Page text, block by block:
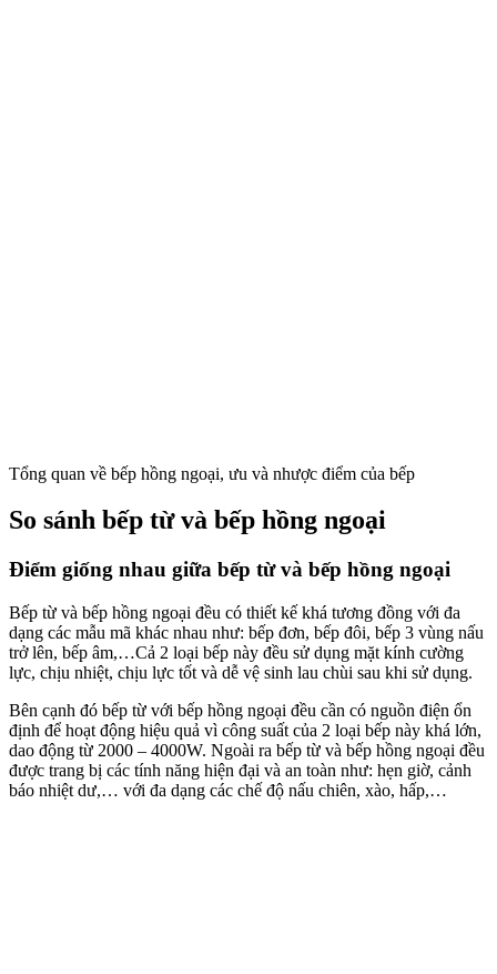
Tổng quan về bếp hồng ngoại, ưu và nhược điểm của bếp
So sánh bếp từ và bếp hồng ngoại
Điểm giống nhau giữa bếp từ và bếp hồng ngoại
Bếp từ và bếp hồng ngoại đều có thiết kế khá tương đồng với đa
dạng các mẫu mã khác nhau như: bếp đơn, bếp đôi, bếp 3 vùng nấu
trở lên, bếp âm,…Cả 2 loại bếp này đều sử dụng mặt kính cường
lực, chịu nhiệt, chịu lực tốt và dễ vệ sinh lau chùi sau khi sử dụng.
Bên cạnh đó bếp từ với bếp hồng ngoại đều cần có nguồn điện ổn
định để hoạt động hiệu quả vì công suất của 2 loại bếp này khá lớn,
dao động từ 2000 – 4000W. Ngoài ra bếp từ và bếp hồng ngoại đều
được trang bị các tính năng hiện đại và an toàn như: hẹn giờ, cảnh
báo nhiệt dư,… với đa dạng các chế độ nấu chiên, xào, hấp,…